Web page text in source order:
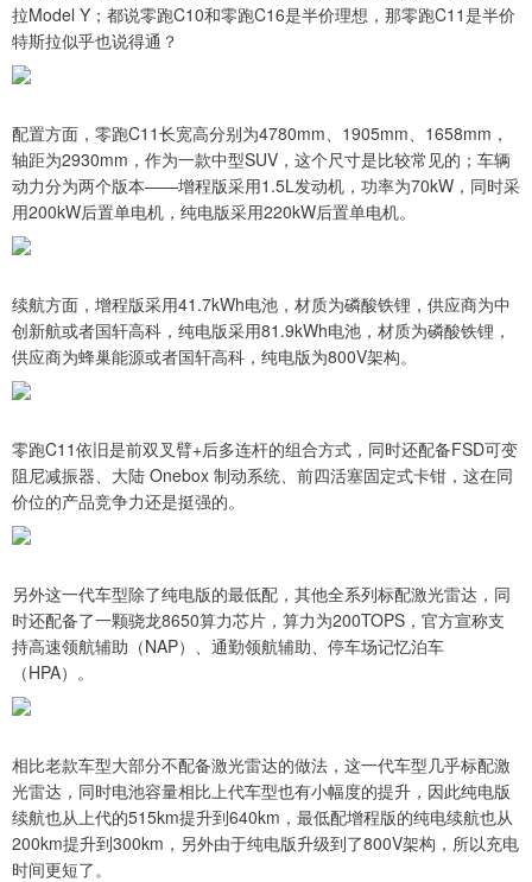
拉Model Y；都说零跑C10和零跑C16是半价理想，那零跑C11是半价
特斯拉似乎也说得通？
配置方面，零跑C11长宽高分别为4780mm、1905mm、1658mm，
轴距为2930mm，作为一款中型SUV，这个尺寸是比较常见的；车辆
动力分为两个版本——增程版采用1.5L发动机，功率为70kW，同时采
用200kW后置单电机，纯电版采用220kW后置单电机。
续航方面，增程版采用41.7kWh电池，材质为磷酸铁锂，供应商为中
创新航或者国轩高科，纯电版采用81.9kWh电池，材质为磷酸铁锂，
供应商为蜂巢能源或者国轩高科，纯电版为800V架构。
零跑C11依旧是前双叉臂+后多连杆的组合方式，同时还配备FSD可变
阻尼减振器、大陆 Onebox 制动系统、前四活塞固定式卡钳，这在同
价位的产品竞争力还是挺强的。
另外这一代车型除了纯电版的最低配，其他全系列标配激光雷达，同
时还配备了一颗骁龙8650算力芯片，算力为200TOPS，官方宣称支
持高速领航辅助（NAP）、通勤领航辅助、停车场记忆泊车
（HPA）。
相比老款车型大部分不配备激光雷达的做法，这一代车型几乎标配激
光雷达，同时电池容量相比上代车型也有小幅度的提升，因此纯电版
续航也从上代的515km提升到640km，最低配增程版的纯电续航也从
200km提升到300km，另外由于纯电版升级到了800V架构，所以充电
时间更短了。